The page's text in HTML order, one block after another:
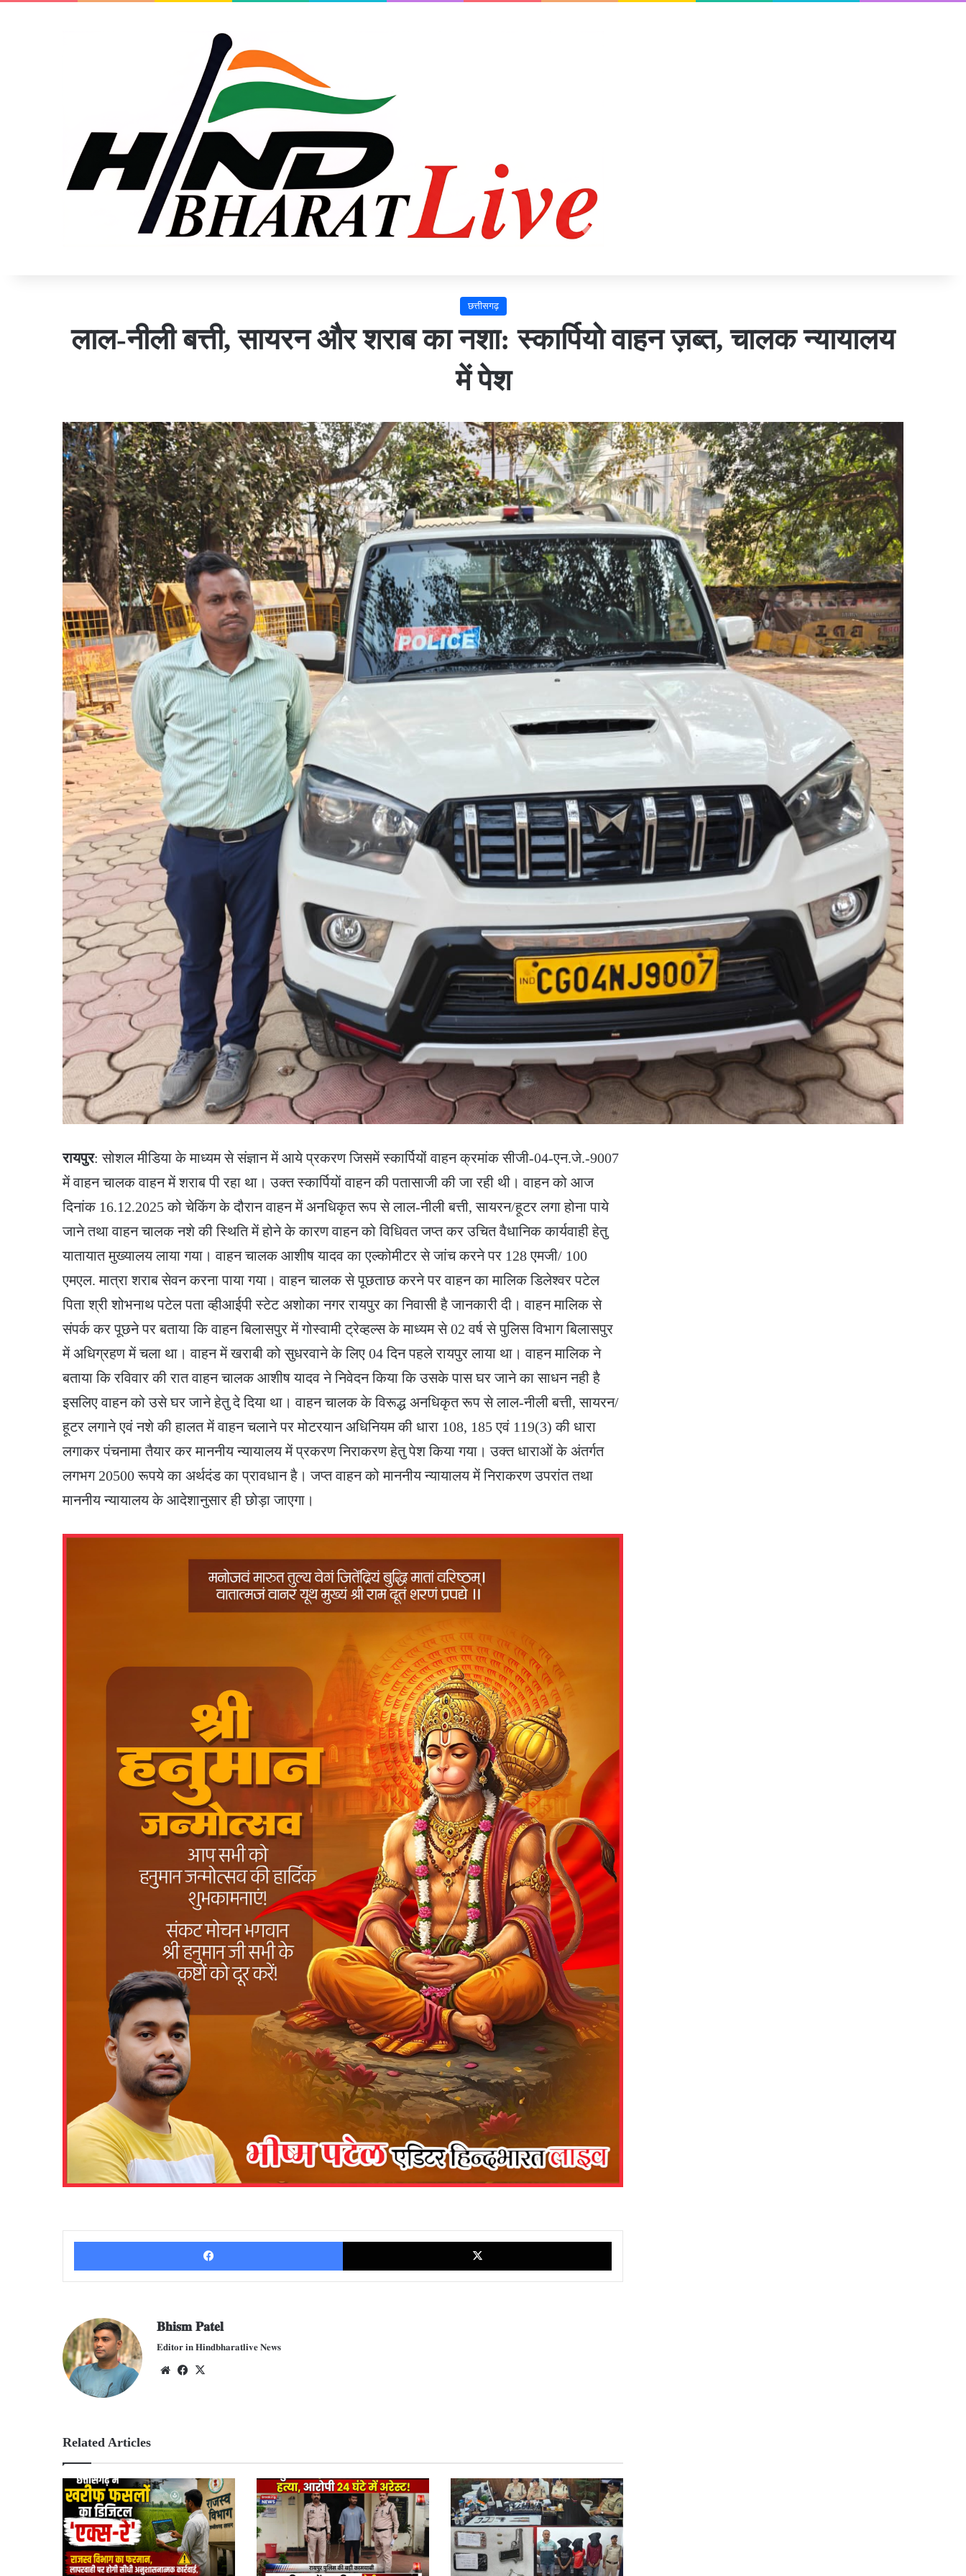
छत्तीसगढ़
लाल-नीली बत्ती, सायरन और शराब का नशा: स्कार्पियो वाहन ज़ब्त, चालक न्यायालय
में पेश
रायपुर: सोशल मीडिया के माध्यम से संज्ञान में आये प्रकरण जिसमें स्कार्पियों वाहन क्रमांक सीजी-04-एन.जे.-9007
में वाहन चालक वाहन में शराब पी रहा था। उक्त स्कार्पियों वाहन की पतासाजी की जा रही थी। वाहन को आज
दिनांक 16.12.2025 को चेकिंग के दौरान वाहन में अनधिकृत रूप से लाल-नीली बत्ती, सायरन/हूटर लगा होना पाये
जाने तथा वाहन चालक नशे की स्थिति में होने के कारण वाहन को विधिवत जप्त कर उचित वैधानिक कार्यवाही हेतु
यातायात मुख्यालय लाया गया। वाहन चालक आशीष यादव का एल्कोमीटर से जांच करने पर 128 एमजी/ 100
एमएल. मात्रा शराब सेवन करना पाया गया। वाहन चालक से पूछताछ करने पर वाहन का मालिक डिलेश्वर पटेल
पिता श्री शोभनाथ पटेल पता व्हीआईपी स्टेट अशोका नगर रायपुर का निवासी है जानकारी दी। वाहन मालिक से
संपर्क कर पूछने पर बताया कि वाहन बिलासपुर में गोस्वामी ट्रेव्हल्स के माध्यम से 02 वर्ष से पुलिस विभाग बिलासपुर
में अधिग्रहण में चला था। वाहन में खराबी को सुधरवाने के लिए 04 दिन पहले रायपुर लाया था। वाहन मालिक ने
बताया कि रविवार की रात वाहन चालक आशीष यादव ने निवेदन किया कि उसके पास घर जाने का साधन नही है
इसलिए वाहन को उसे घर जाने हेतु दे दिया था। वाहन चालक के विरूद्ध अनधिकृत रूप से लाल-नीली बत्ती, सायरन/
हूटर लगाने एवं नशे की हालत में वाहन चलाने पर मोटरयान अधिनियम की धारा 108, 185 एवं 119(3) की धारा
लगाकर पंचनामा तैयार कर माननीय न्यायालय में प्रकरण निराकरण हेतु पेश किया गया। उक्त धाराओं के अंतर्गत
लगभग 20500 रूपये का अर्थदंड का प्रावधान है। जप्त वाहन को माननीय न्यायालय में निराकरण उपरांत तथा
माननीय न्यायालय के आदेशानुसार ही छोड़ा जाएगा।
Facebook
𝐁𝐡𝐢𝐬𝐦 𝐏𝐚𝐭𝐞𝐥
𝐄𝐝𝐢𝐭𝐨𝐫 𝐢𝐧 𝐇𝐢𝐧𝐝𝐛𝐡𝐚𝐫𝐚𝐭𝐥𝐢𝐯𝐞 𝐍𝐞𝐰𝐬
We
Fac
Related Articles